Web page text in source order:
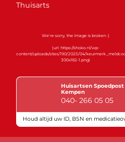
Thuisarts
Keurmerken
Huisartsen Spoedpost
Kempen
040- 266 05 05
Houd altijd uw ID, BSN en